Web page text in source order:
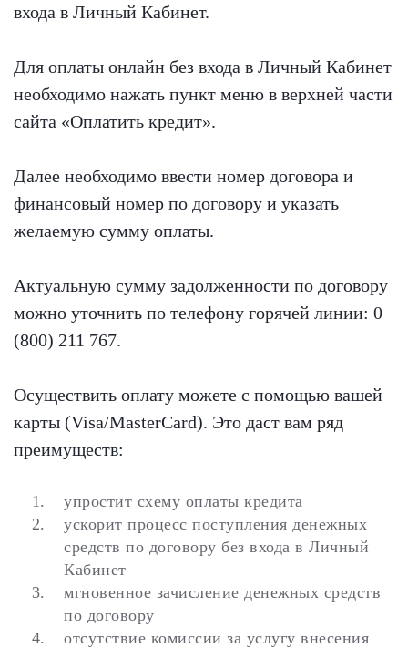
входа в Личный Кабинет.
Для оплаты онлайн без входа в Личный Кабинет
необходимо нажать пункт меню в верхней части
сайта «Оплатить кредит».
Далее необходимо ввести номер договора и
финансовый номер по договору и указать
желаемую сумму оплаты.
Актуальную сумму задолженности по договору
можно уточнить по телефону горячей линии: 0
(800) 211 767.
Осуществить оплату можете с помощью вашей
карты (Visa/MasterCard). Это даст вам ряд
преимуществ:
упростит схему оплаты кредита
ускорит процесс поступления денежных
средств по договору без входа в Личный
Кабинет
мгновенное зачисление денежных средств
по договору
отсутствие комиссии за услугу внесения